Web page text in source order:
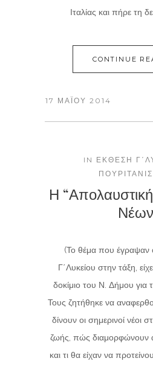
Ιταλίας και πήρε τη
CONTINUE
17 ΜΑΪ́ΟΥ 2014
IN ΈΚΘΕΣΗ
Η
Νέων
(Το θέμα που έγραψαν
Γ΄Λυκείου στην τάξη,
δοκίμιο του Ν. Δήμου για
Τους ζητήθηκε να
δίνουν οι σημερινοί νέοι
ζωής, πώς διαμορφώνουν
και τι θα είχαν να